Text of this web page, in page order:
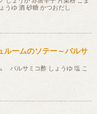
うゆ 酒 砂糖 かつおだし
ルームのソテー～バルサ
バルサミコ酢 しょうゆ 塩 こ